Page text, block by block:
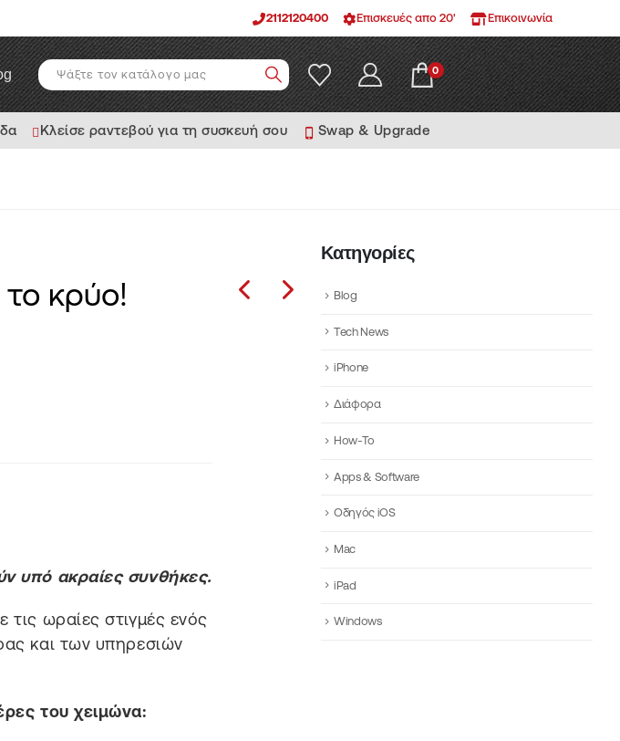
2112120400 Επισκευές απο 20' Επικοινωνία
0
Κλείσε ραντεβού για τη συσκευή σου Swap & Upgrade
κρύο!
υπό ακραίες συνθήκες.
ωραίες στιγμές ενός
και των υπηρεσιών
του χειμώνα:
Κατηγορίες
Blog
Tech News
iPhone
Διάφορα
How-To
Apps & Software
Οδηγός iOS
Mac
iPad
Windows